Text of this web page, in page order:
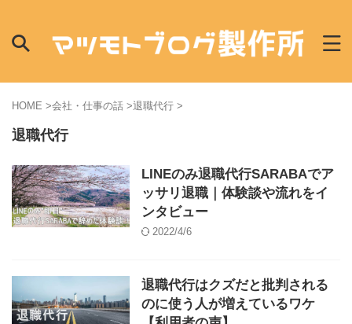
HOME >会社・仕事の話 >退職代行 >
退職代行
LINEのみ退職代行SARABAでア
ッサリ退職｜体験談や流れをイ
ンタビュー
2022/4/6
退職代行はクズだと批判される
のに使う人が増えているワケ